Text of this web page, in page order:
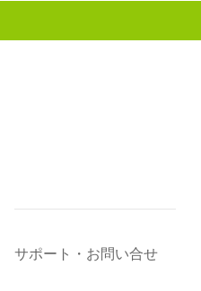
サポート・お問い合せ